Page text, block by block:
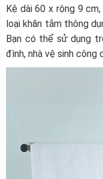
Kệ dài 60 x rộng 9
loại khăn tắm thông
Bạn có thể sử dụng
đình, nhà vệ sinh công